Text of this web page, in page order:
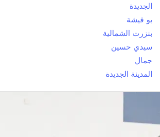
الجديدة
بو فيشة
بنزرت الشمالية
سيدي حسين
جمال
المدينة الجديدة